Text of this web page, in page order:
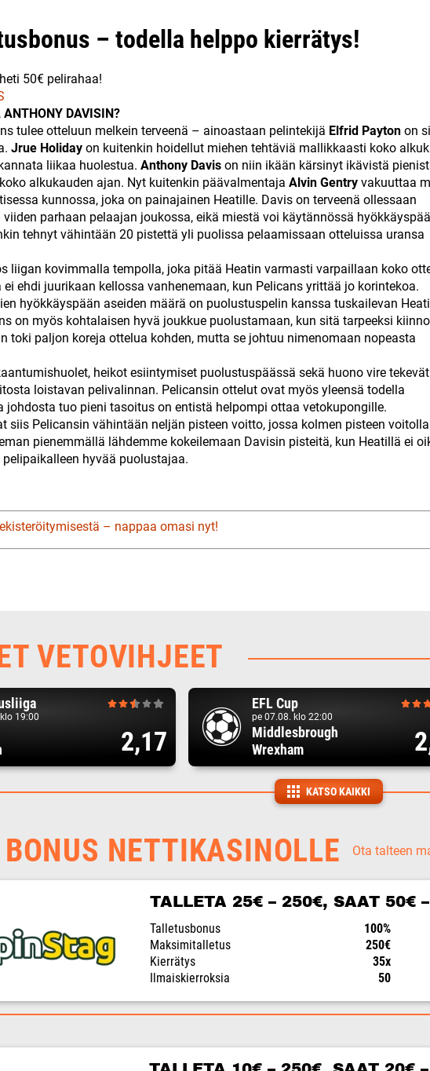
– todella helppo kierrätys!
50€ pelirahaa!
DAVISIN?
tulee otteluun melkein terveenä – ainoastaan pelintekijä Elfrid Payton on
Jrue Holiday on kuitenkin hoidellut miehen tehtäviä mallikkaasti koko
liikaa huolestua. Anthony Davis on niin ikään kärsinyt ikävistä
alkukauden ajan. Nyt kuitenkin päävalmentaja Alvin Gentry vakuuttaa
kunnossa, joka on painajainen Heatille. Davis on terveenä ollessaan
parhaan pelaajan joukossa, eikä miestä voi käytännössä
tehnyt vähintään 20 pistettä yli puolissa pelaamissaan otteluissa uransa
liigan kovimmalla tempolla, joka pitää Heatin varmasti varpaillaan koko
ehdi juurikaan kellossa vanhenemaan, kun Pelicans yrittää jo korintekoa.
hyökkäyspään aseiden määrä on puolustuspelin kanssa tuskailevan
on myös kohtalaisen hyvä joukkue puolustamaan, kun sitä tarpeeksi
toki paljon koreja ottelua kohden, mutta se johtuu nimenomaan nopeasta
heikot esiintymiset puolustuspäässä sekä huono vire tekevät
loistavan pelivalinnan. Pelicansin ottelut ovat myös yleensä todella
johdosta tuo pieni tasoitus on entistä helpompi ottaa vetokupongille.
siis Pelicansin vähintään neljän pisteen voitto, jossa kolmen pisteen voitolla
pienemmällä lähdemme kokeilemaan Davisin pisteitä, kun Heatillä ei
hyvää puolustajaa.
– nappaa omasi nyt!
VETOVIHJEET
19:00
2,17
EFL Cup
pe 07.08. klo 22:00
Middlesbrough
Wrexham
KATSO KAIKKI
NETTIKASINOLLE Ota talteen
TALLETA 25€ – 250€, SAAT 50€
Talletusbonus
100%
Maksimitalletus
250€
Kierrätys
35x
Ilmaiskierroksia
50